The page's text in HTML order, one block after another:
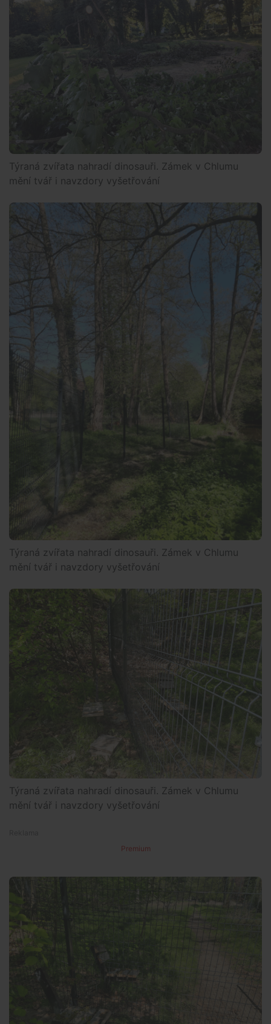
Týraná zvířata nahradí dinosauři. Zámek v Chlumu
mění tvář i navzdory vyšetřování
Týraná zvířata nahradí dinosauři. Zámek v Chlumu
mění tvář i navzdory vyšetřování
Týraná zvířata nahradí dinosauři. Zámek v Chlumu
mění tvář i navzdory vyšetřování
Premium